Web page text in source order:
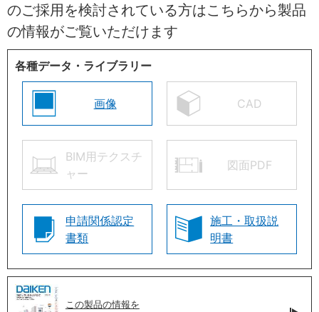
のご採用を検討されている方はこちらから製品
の情報がご覧いただけます
各種データ・ライブラリー
画像 CAD
BIM用テクスチ
ャー
図面PDF
申請関係認定
書類
施工・取扱説
明書
この製品の情報を